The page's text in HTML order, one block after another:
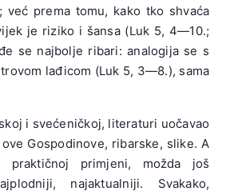
već prema tomu, kako tko shvaća
je riziko i šansa (Luk 5, 4—10.;
se najbolje ribari: analogija se s
lađicom (Luk 5, 3—8.), sama
i svećeničkoj, literaturi uočavao
Gospodinove, ribarske, slike. A
primjeni, možda još
najaktualniji. Svakako,